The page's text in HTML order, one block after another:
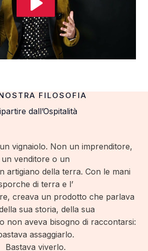
FILOSOFIA
dall’Ospitalità
vignaiolo. Non un imprenditore,
un venditore o un
artigiano della terra. Con le mani
di terra e l’
creava un prodotto che parlava
sua storia, della sua
non aveva bisogno di raccontarsi:
assaggiarlo.
Bastava viverlo.